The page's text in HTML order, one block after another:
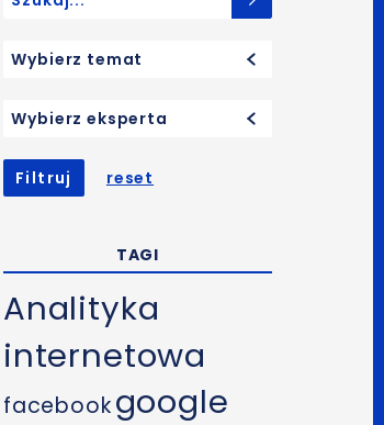
Wybierz temat
Wybierz eksperta
Filtruj reset
TAGI
Analityka
internetowa
facebookgoogle